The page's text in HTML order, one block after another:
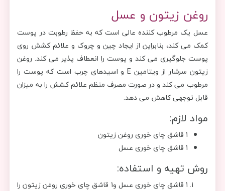
روغن زیتون و عسل
عسل یک مرطوب کننده عالی است که به حفظ رطوبت در پوست
کمک می کند، بنابراین از ایجاد چین و چروک و علائم کشش روی
پوست جلوگیری می کند و پوست را انعطاف پذیر می کند. روغن
زیتون سرشار از ویتامین E و اسیدهای چرب است که پوست را
مرطوب می کند و در صورت مصرف منظم علائم کشش را به میزان
قابل توجهی کاهش می دهد.
مواد لازم:
1 قاشق چای خوری روغن زیتون
1 قاشق چای خوری عسل
روش تهیه و استفاده:
1 قاشق چای خوری عسل و1 قاشق چای خوری روغن زیتون را